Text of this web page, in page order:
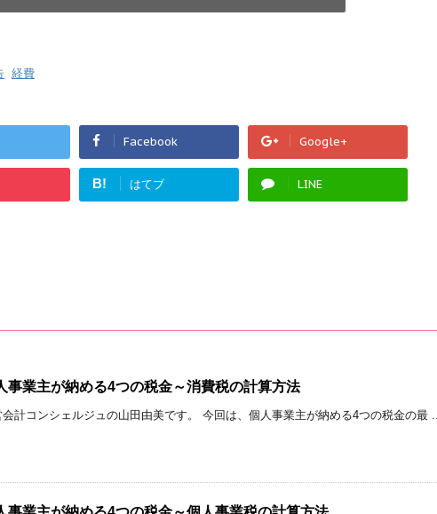
経費
Facebook Google+
B! はてブ LINE
事業主が納める4つの税金～消費税の計算方法
会計コンシェルジュの山田由美です。 今回は、個人事業主が納める4つの税金の最 ...